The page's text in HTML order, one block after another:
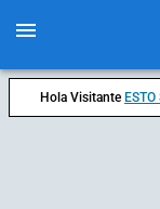
Hola Visitante